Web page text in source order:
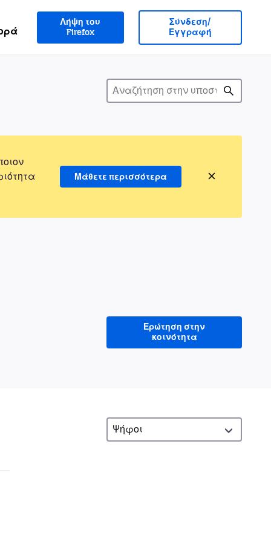
Λήψη του
Firefox
Σύνδεση/
Εγγραφή
Μάθετε περισσότερα
Ερώτηση στην
κοινότητα